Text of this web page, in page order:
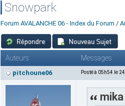
Snowpark
Forum AVALANCHE 06 - Index du Forum /
Auteurs Messages
pitchoune06 Posté à 05h54 le